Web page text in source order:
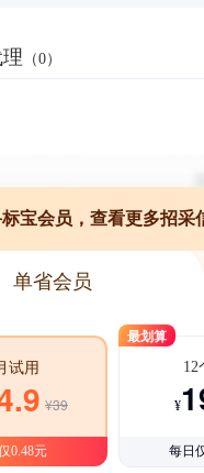
（0）
宝会员，查看更多招采
单省会员
试用
¥39
0.48元
最划算
12
¥
每日